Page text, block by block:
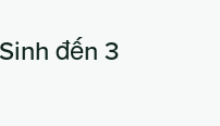
đến 3